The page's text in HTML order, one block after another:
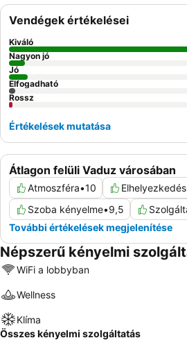
Átlagon felüli Vaduz városában
Atmoszféra•10 Elhelyezkedés
Szoba kényelme•9,5
További értékelések megjelenítése
Vendégek értékelései
Kiváló
Nagyon jó
Jó
Elfogadható
Rossz
Értékelések mutatása
Népszerű kényelmi
WiFi a lobbyban
Wellness
Klíma
Összes kényelmi szolgáltatás